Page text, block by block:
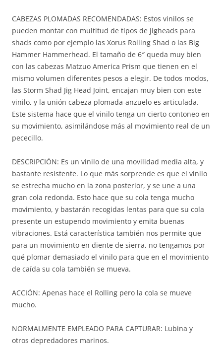
CABEZAS PLOMADAS RECOMENDADAS: Estos vinilos se
pueden montar con multitud de tipos de jigheads para
shads como por ejemplo las Xorus Rolling Shad o las Big
Hammer Hammerhead. El tamaño de 6″ queda muy bien
con las cabezas Matzuo America Prism que tienen en el
mismo volumen diferentes pesos a elegir. De todos modos,
las Storm Shad Jig Head Joint, encajan muy bien con este
vinilo, y la unión cabeza plomada-anzuelo es articulada.
Este sistema hace que el vinilo tenga un cierto contoneo en
su movimiento, asimilándose más al movimiento real de un
pececillo.
DESCRIPCIÓN: Es un vinilo de una movilidad media alta, y
bastante resistente. Lo que más sorprende es que el vinilo
se estrecha mucho en la zona posterior, y se une a una
gran cola redonda. Esto hace que su cola tenga mucho
movimiento, y bastarán recogidas lentas para que su cola
presente un estupendo movimiento y emita buenas
vibraciones. Está característica también nos permite que
para un movimiento en diente de sierra, no tengamos por
qué plomar demasiado el vinilo para que en el movimiento
de caída su cola también se mueva.
ACCIÓN: Apenas hace el Rolling pero la cola se mueve
mucho.
NORMALMENTE EMPLEADO PARA CAPTURAR: Lubina y
otros depredadores marinos.